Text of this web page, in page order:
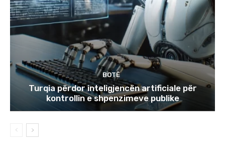
BOTË
Turqia përdor inteligjencën artificiale për
kontrollin e shpenzimeve publike